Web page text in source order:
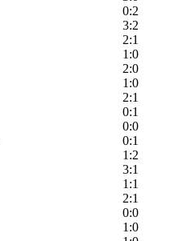
0:2
3:2
2:1
1:0
2:0
1:0
2:1
0:1
0:0
0:1
1:2
3:1
1:1
2:1
0:0
1:0